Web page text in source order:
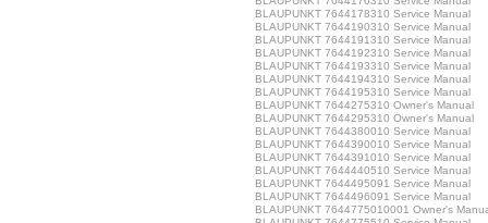
BLAUPUNKT 7644178310 Service Manual
BLAUPUNKT 7644190310 Service Manual
BLAUPUNKT 7644191310 Service Manual
BLAUPUNKT 7644192310 Service Manual
BLAUPUNKT 7644193310 Service Manual
BLAUPUNKT 7644194310 Service Manual
BLAUPUNKT 7644195310 Service Manual
BLAUPUNKT 7644275310 Owner's Manual
BLAUPUNKT 7644295310 Owner's Manual
BLAUPUNKT 7644380010 Service Manual
BLAUPUNKT 7644390010 Service Manual
BLAUPUNKT 7644391010 Service Manual
BLAUPUNKT 7644440510 Service Manual
BLAUPUNKT 7644495091 Service Manual
BLAUPUNKT 7644496091 Service Manual
BLAUPUNKT 7644775010001 Owner's